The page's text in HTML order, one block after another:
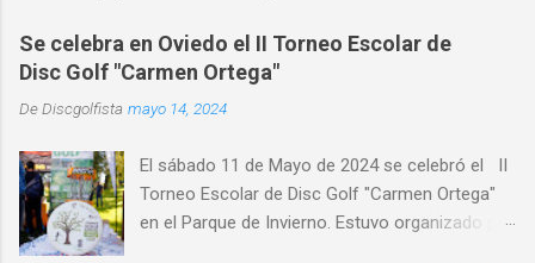
Se celebra en Oviedo el II Torneo Escolar de
Disc Golf "Carmen Ortega"
DeDiscgolfista mayo 14, 2024
El sábado 11 de Mayo de 2024 se celebró el II
Torneo Escolar de Disc Golf "Carmen Ortega"
en el Parque de Invierno. Estuvo organizado por